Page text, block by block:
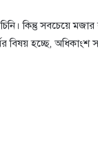
কিন্তু সবচেয়ে
হচ্ছে, অধিকাংশ